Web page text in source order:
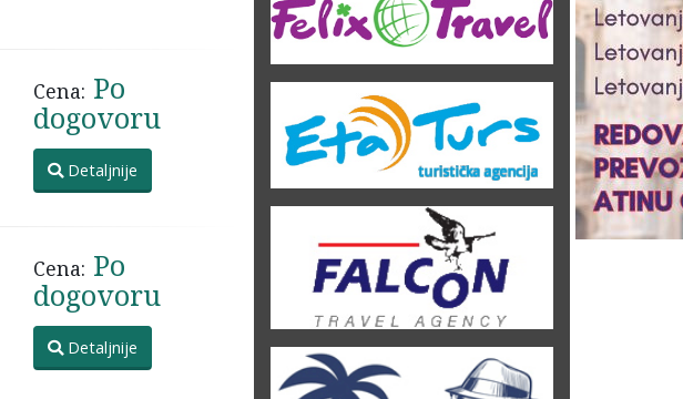
Cena: Po
dogovoru
Detaljnije
Cena: Po
dogovoru
Detaljnije